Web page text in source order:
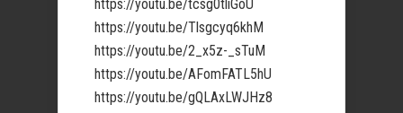
https://youtu.be/tcsg0tliGoU
https://youtu.be/Tlsgcyq6khM
https://youtu.be/2_x5z-_sTuM
https://youtu.be/AFomFATL5hU
https://youtu.be/gQLAxLWJHz8